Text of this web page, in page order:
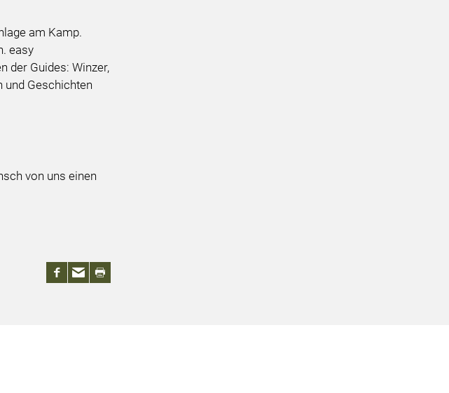
am Kamp.
easy
der Guides: Winzer,
und Geschichten
von uns einen